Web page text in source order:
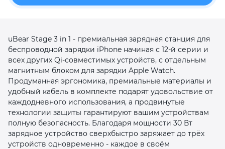
uBear Stage 3 in 1 - премиальная зарядная станция для
беспроводной зарядки iPhone начиная с 12-й серии и
всех других Qi-совместимых устройств, с отдельным
магнитным блоком для зарядки Apple Watch.
Продуманная эргономика, премиальные материалы и
удобный кабель в комплекте подарят удовольствие от
каждодневного использования, а продвинутые
технологии защиты гарантируют вашим устройствам
полную безопасность. Благодаря мощности 30 Вт
зарядное устройство сверхбыстро заряжает до трёх
устройств одновременно - каждое в своём
раз в 2 недели